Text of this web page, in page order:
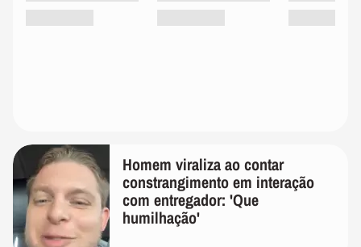
Homem viraliza ao contar
constrangimento em interação
com entregador: 'Que
humilhação'